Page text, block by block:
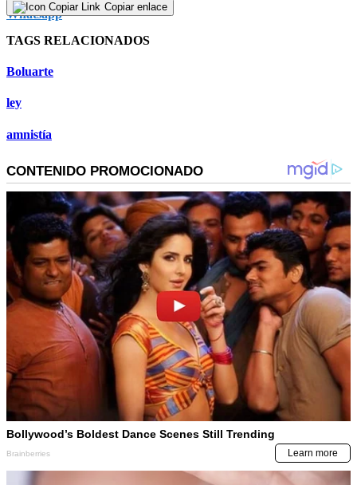
Copiar enlace
TAGS RELACIONADOS
Boluarte
ley
amnistía